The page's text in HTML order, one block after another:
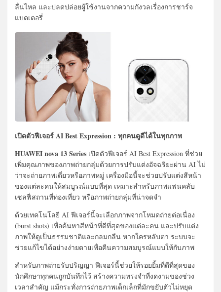
ลื่นไหล และปลดปล่อยผู้ใช้งานจากความกังวลเรื่องการชาร์จ
แบตเตอรี่
เปิดตัวฟีเจอร์ AI Best Expression : ทุกคนดูดีได้ในทุกภาพ
HUAWEI nova 13 Series เปิดตัวฟีเจอร์ AI Best Expression ที่ช่วย
เพิ่มคุณภาพของภาพถ่ายกลุ่มด้วยการปรับแต่งอัจฉริยะผ่าน AI ไม่
ว่าจะถ่ายภาพเดี่ยวหรือภาพหมู่ เครื่องมือนี้จะช่วยปรับแต่งสีหน้า
ของแต่ละคนให้สมบูรณ์แบบที่สุด เหมาะสำหรับภาพแฟนคลับ
เซลฟี่สถานที่ท่องเที่ยว หรือภาพถ่ายกลุ่มที่น่าจดจำ
ด้วยเทคโนโลยี AI ฟีเจอร์นี้จะเลือกภาพจากโหมดถ่ายต่อเนื่อง
(burst shots) เพื่อค้นหาสีหน้าที่ดีที่สุดของแต่ละคน และปรับแต่ง
ภาพให้ดูเป็นธรรมชาติและกลมกลืน หากใครหลับตา ระบบจะ
ช่วยแก้ไขได้อย่างง่ายดายเพื่อคืนความสมบูรณ์แบบให้กับภาพ
สำหรับภาพถ่ายรับปริญญา ฟีเจอร์นี้ช่วยให้รอยยิ้มที่ดีที่สุดของ
นักศึกษาทุกคนถูกบันทึกไว้ สร้างความทรงจำที่งดงามของช่วง
เวลาสำคัญ แม้กระทั่งการถ่ายภาพเด็กเล็กที่มักขยับตัวไม่หยุด